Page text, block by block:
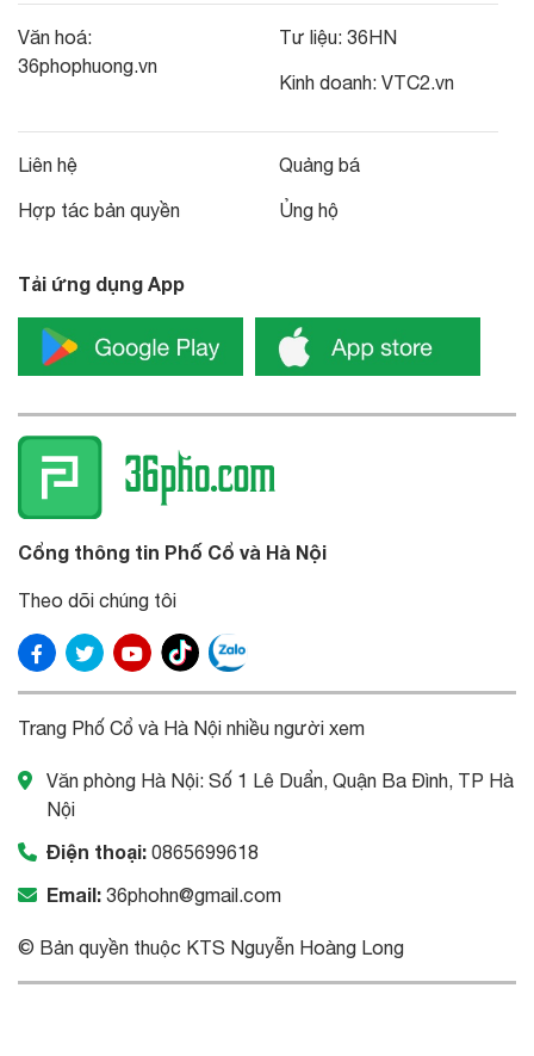
Văn hoá:
36phophuong.vn
Tư liệu: 36HN
Kinh doanh: VTC2.vn
Liên hệ
Hợp tác bản quyền
Quảng bá
Ủng hộ
Tải ứng dụng App
Cổng thông tin Phố Cổ và Hà Nội
Theo dõi chúng tôi
Trang Phố Cổ và Hà Nội nhiều người xem
Văn phòng Hà Nội: Số 1 Lê Duẩn, Quận Ba Đình, TP Hà
Nội
Điện thoại: 0865699618
Email: 36phohn@gmail.com
© Bản quyền thuộc KTS Nguyễn Hoàng Long